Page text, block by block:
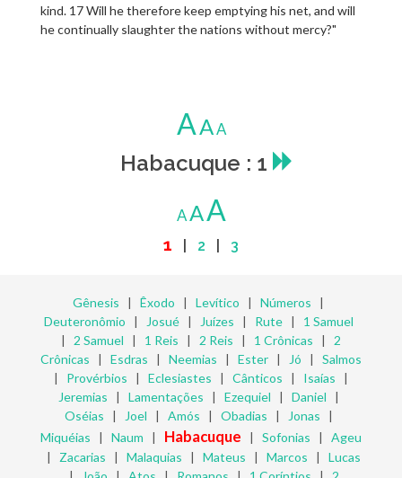
kind. 17 Will he therefore keep emptying his net, and will
he continually slaughter the nations without mercy?"
AAA
Habacuque : 1
AAA
1 2 3
Gênesis | Êxodo | Levítico | Números |
Deuteronômio | Josué| Juízes | Rute| 1 Samuel
| 2 Samuel | 1 Reis | 2 Reis | 1 Crônicas | 2
Crônicas | Esdras | Neemias | Ester | Jó | Salmos
| Provérbios | Eclesiastes | Cânticos | Isaías |
Jeremias | Lamentações | Ezequiel | Daniel |
Oséias | Joel | Amós | Obadias | Jonas |
Miquéias | Naum | Habacuque | Sofonias | Ageu
| Zacarias | Malaquias | Mateus | Marcos | Lucas